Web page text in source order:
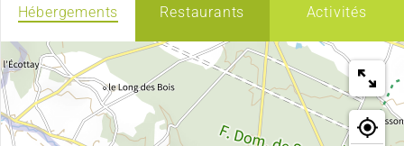
Hébergements Restaurants Activités